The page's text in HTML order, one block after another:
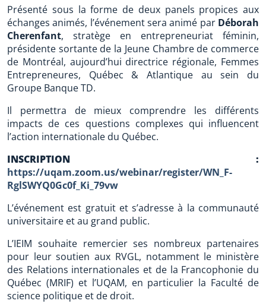
Présenté sous la forme de deux panels propices aux
échanges animés, l’événement sera animé par Déborah
Cherenfant, stratège en entrepreneuriat féminin,
présidente sortante de la Jeune Chambre de commerce
de Montréal, aujourd’hui directrice régionale, Femmes
Entrepreneures, Québec & Atlantique au sein du
Groupe Banque TD.
Il permettra de mieux comprendre les différents
impacts de ces questions complexes qui influencent
l’action internationale du Québec.
INSCRIPTION :
https://uqam.zoom.us/webinar/register/WN_F-
RglSWYQ0Gc0f_Ki_79vw
L’événement est gratuit et s’adresse à la communauté
universitaire et au grand public.
L’IEIM souhaite remercier ses nombreux partenaires
pour leur soutien aux RVGL, notamment le ministère
des Relations internationales et de la Francophonie du
Québec (MRIF) et l’UQAM, en particulier la Faculté de
science politique et de droit.